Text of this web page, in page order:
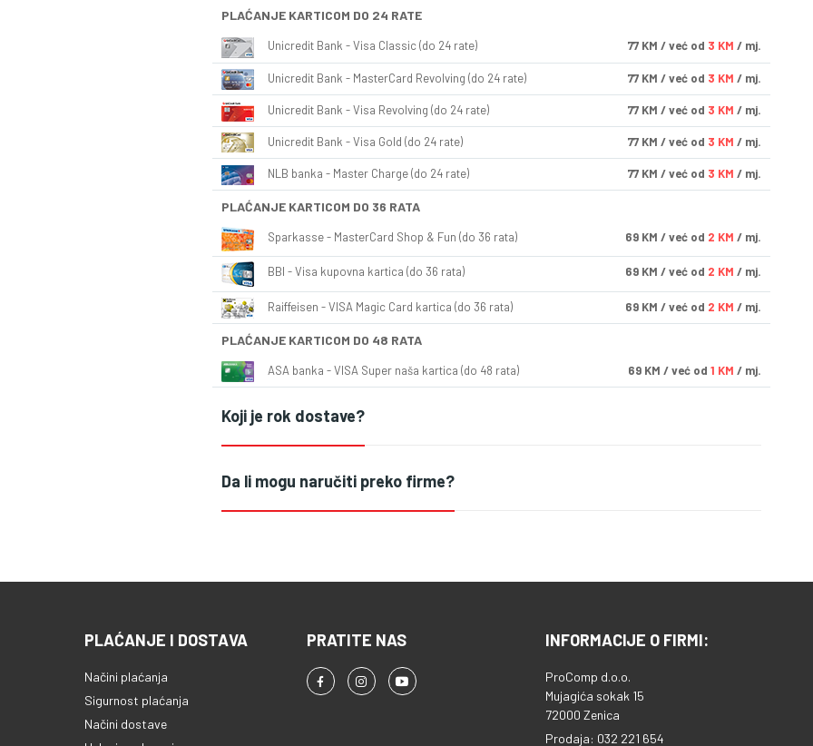
PLAĆANJE KARTICOM DO 24 RATE
Unicredit Bank - Visa Classic (do 24 rate) 77 KM / već od 3 KM / mj.
Unicredit Bank - MasterCard Revolving (do 24 rate) 77 KM / već od 3 KM / mj.
Unicredit Bank - Visa Revolving (do 24 rate) 77 KM / već od 3 KM / mj.
Unicredit Bank - Visa Gold (do 24 rate) 77 KM / već od 3 KM / mj.
NLB banka - Master Charge (do 24 rate) 77 KM / već od 3 KM / mj.
PLAĆANJE KARTICOM DO 36 RATA
Sparkasse - MasterCard Shop & Fun (do 36 rata) 69 KM / već od 2 KM / mj.
BBI - Visa kupovna kartica (do 36 rata) 69 KM / već od 2 KM / mj.
Raiffeisen - VISA Magic Card kartica (do 36 rata) 69 KM / već od 2 KM / mj.
PLAĆANJE KARTICOM DO 48 RATA
ASA banka - VISA Super naša kartica (do 48 rata) 69 KM / već od 1 KM / mj.
Koji je rok dostave?
Da li mogu naručiti preko firme?
PLAĆANJE I DOSTAVA
Načini plaćanja
Sigurnost plaćanja
Načini dostave
PRATITE NAS INFORMACIJE O FIRMI:
ProComp d.o.o.
Mujagića sokak 15
72000 Zenica
Prodaja: 032 221 654